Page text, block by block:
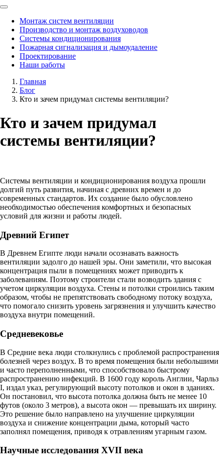
Монтаж систем вентиляции
Производство и монтаж воздуховодов
Системы кондиционирования
Пожарная сигнализация и дымоудаление
Проектирование
Наши работы
Главная
Блог
Кто и зачем придумал системы вентиляции?
Кто и зачем придумал
системы вентиляции?
Системы вентиляции и кондиционирования воздуха прошли
долгий путь развития, начиная с древних времен и до
современных стандартов. Их создание было обусловлено
необходимостью обеспечения комфортных и безопасных
условий для жизни и работы людей.
Древний Египет
В Древнем Египте люди начали осознавать важность
вентиляции задолго до нашей эры. Они заметили, что высокая
концентрация пыли в помещениях может приводить к
заболеваниям. Поэтому строители стали возводить здания с
учетом циркуляции воздуха. Стены и потолки строились таким
образом, чтобы не препятствовать свободному потоку воздуха,
что помогало снизить уровень загрязнения и улучшить качество
воздуха внутри помещений.
Средневековье
В Средние века люди столкнулись с проблемой распространения
болезней через воздух. В то время помещения были небольшими
и часто переполненными, что способствовало быстрому
распространению инфекций. В 1600 году король Англии, Чарльз
I, издал указ, регулирующий высоту потолков и окон в зданиях.
Он постановил, что высота потолка должна быть не менее 10
футов (около 3 метров), а высота окон — превышать их ширину.
Это решение было направлено на улучшение циркуляции
воздуха и снижение концентрации дыма, который часто
заполнял помещения, приводя к отравлениям угарным газом.
Научные исследования XVII века